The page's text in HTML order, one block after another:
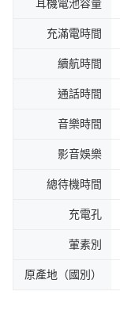
耳機電池容量
充滿電時間
續航時間
通話時間
音樂時間
影音娛樂
總待機時間
充電孔
葷素別
原產地（國別）